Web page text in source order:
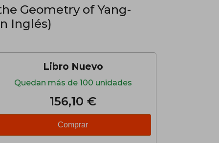
Geometry of Yang-
Inglés)
Libro Nuevo
Quedan más de 100 unidades
156,10 €
Comprar